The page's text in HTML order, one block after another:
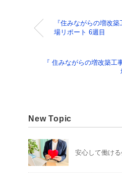
『住みながらの増改
場リポート 6週目
『 住みながらの増改築工
New Topic
安心して働け